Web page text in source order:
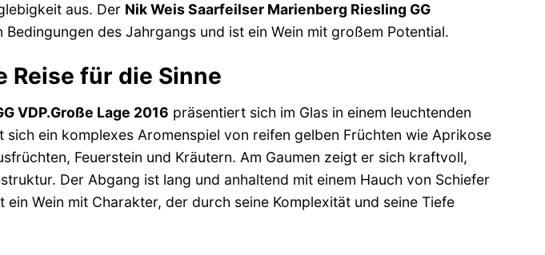
aus. Der Nik Weis Saarfeilser Marienberg Riesling GG
des Jahrgangs und ist ein Wein mit großem Potential.
Reise für die Sinne
VDP.Große Lage 2016 präsentiert sich im Glas in einem leuchtenden
ein komplexes Aromenspiel von reifen gelben Früchten wie Aprikose
Feuerstein und Kräutern. Am Gaumen zeigt er sich kraftvoll,
Der Abgang ist lang und anhaltend mit einem Hauch von Schiefer
Wein mit Charakter, der durch seine Komplexität und seine Tiefe